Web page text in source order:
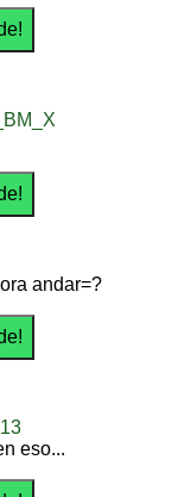
andar=?
eso...